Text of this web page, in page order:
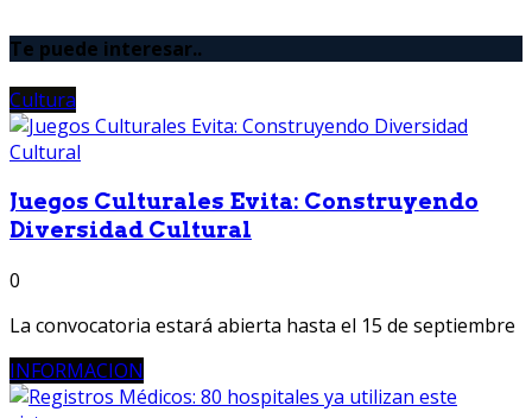
Te puede interesar..
Cultura
Juegos Culturales Evita: Construyendo
Diversidad Cultural
0
La convocatoria estará abierta hasta el 15 de septiembre
INFORMACION